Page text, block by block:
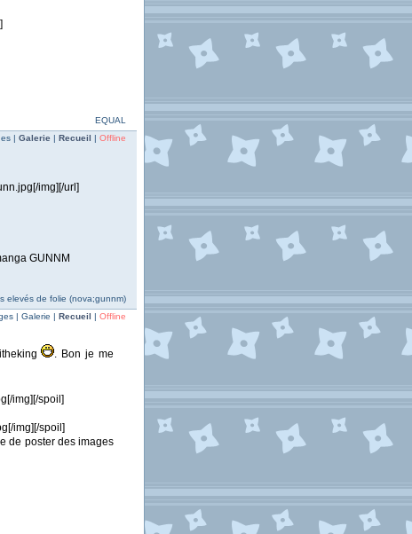
EQUAL
| Galerie | Recueil | Offline
img][/url]
GUNNM
elevés de folie (nova;gunnm)
| Galerie | Recueil | Offline
. Bon je me
img][/spoil]
img][/spoil]
de poster des images